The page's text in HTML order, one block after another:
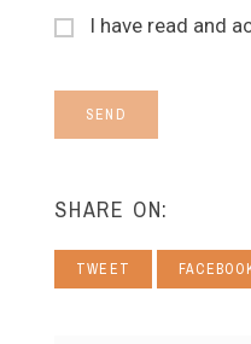
I have read and
SEND
SHARE ON:
TWEET